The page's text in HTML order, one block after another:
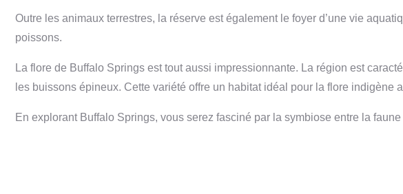
Outre les animaux terrestres, la réserve est également le foyer d’une vie
poissons.
La flore de Buffalo Springs est tout aussi impressionnante. La région est
les buissons épineux. Cette variété offre un habitat idéal pour la flore indigène
En explorant Buffalo Springs, vous serez fasciné par la symbiose entre la